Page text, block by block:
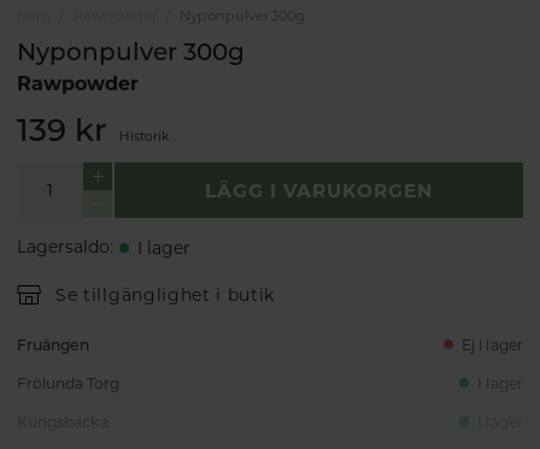
Nyponpulver 300g
Nyponpulver 300g
Rawpowder
139 kr Historik
LÄGG I VARUKORGEN
Lagersaldo: I lager
Se tillgänglighet i butik
Fruängen Ej i lager
Frölunda Torg I lager